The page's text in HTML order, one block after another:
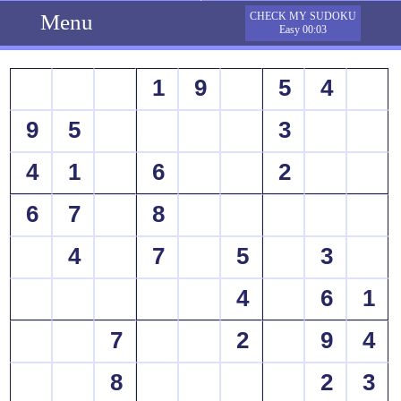
Menu
CHECK MY SUDOKU
Easy 00:03
1 9 5
4
9
5
3
4
1 6
2
6
7
8
4
7 5
3
4
6
1
7
2 9
4
8
2
3